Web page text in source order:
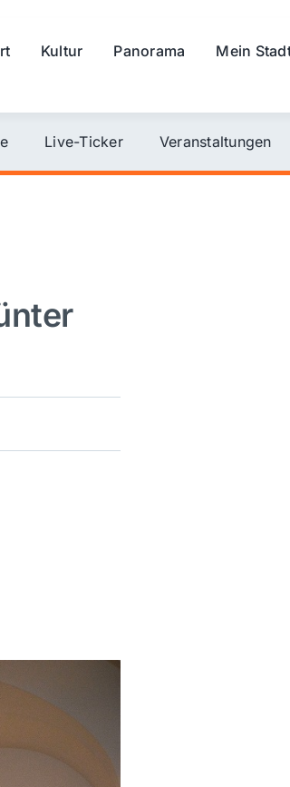
Kultur Panorama
Mein
Live-Ticker Veranstaltungen